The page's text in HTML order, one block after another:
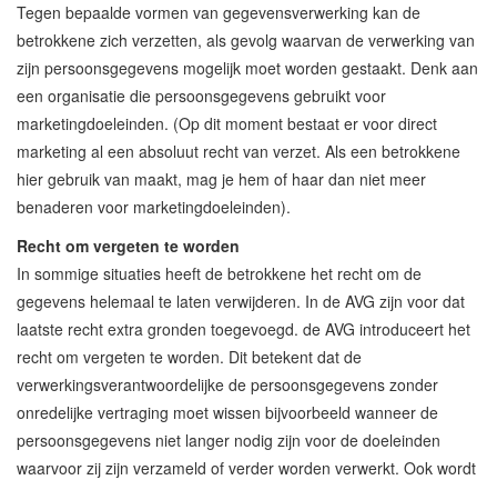
Tegen bepaalde vormen van gegevensverwerking kan de
betrokkene zich verzetten, als gevolg waarvan de verwerking van
zijn persoonsgegevens mogelijk moet worden gestaakt. Denk aan
een organisatie die persoonsgegevens gebruikt voor
marketingdoeleinden. (Op dit moment bestaat er voor direct
marketing al een absoluut recht van verzet. Als een betrokkene
hier gebruik van maakt, mag je hem of haar dan niet meer
benaderen voor marketingdoeleinden).
Recht om vergeten te worden
In sommige situaties heeft de betrokkene het recht om de
gegevens helemaal te laten verwijderen. In de AVG zijn voor dat
laatste recht extra gronden toegevoegd. de AVG introduceert het
recht om vergeten te worden. Dit betekent dat de
verwerkingsverantwoordelijke de persoonsgegevens zonder
onredelijke vertraging moet wissen bijvoorbeeld wanneer de
persoonsgegevens niet langer nodig zijn voor de doeleinden
waarvoor zij zijn verzameld of verder worden verwerkt. Ook wordt